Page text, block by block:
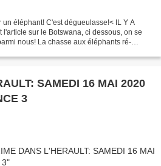
un éléphant! C'est dégueulasse!< IL Y A
l'article sur le Botswana, ci dessous, on se
nous! La chasse aux éléphants ré-
SAMEDI 16 MAI 2020
3